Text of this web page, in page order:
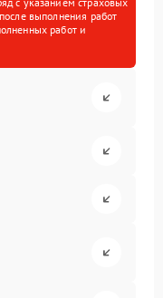
выполнения работ
работ и